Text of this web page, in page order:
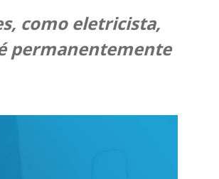
como eletricista,
permanentemente